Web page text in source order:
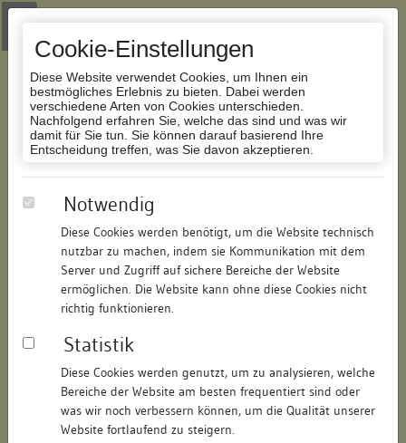
Cookie-Einstellungen
Diese Website verwendet Cookies, um Ihnen ein
bestmögliches Erlebnis zu bieten. Dabei werden
verschiedene Arten von Cookies unterschieden.
Nachfolgend erfahren Sie, welche das sind und was wir
damit für Sie tun. Sie können darauf basierend Ihre
Entscheidung treffen, was Sie davon akzeptieren.
Notwendig
Diese Cookies werden benötigt, um die Website technisch
nutzbar zu machen, indem sie Kommunikation mit dem
Server und Zugriff auf sichere Bereiche der Website
ermöglichen. Die Website kann ohne diese Cookies nicht
richtig funktionieren.
Statistik
Diese Cookies werden genutzt, um zu analysieren, welche
Bereiche der Website am besten frequentiert sind oder
was wir noch verbessern können, um die Qualität unserer
Website fortlaufend zu steigern.
Zur Navigation springen
Zum Inhalt der Website springen
Datenbank Bauforschung/Restaurierung
117062318820/Datum:20.01.2016
Datenbestand:
Bauforschung und Restaurierung
Als PDF herunterladen:
Objektdaten
Straße: Hussenstraße
Hausnummer: 13